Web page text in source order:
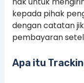
kepada pihak
dengan catatan
pembayaran
Apa itu